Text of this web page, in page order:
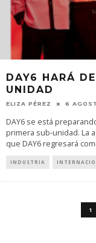
DAY6 HARÁ
UNIDAD
ELIZA PÉREZ 6
DAY6 se está
primera sub-unidad. La
que DAY6 regresará
INDUSTRIA
1